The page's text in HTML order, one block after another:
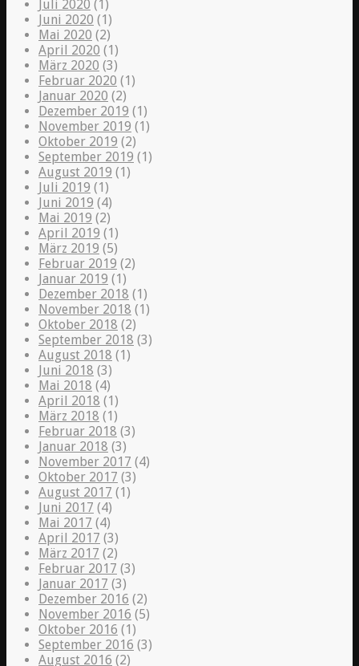
Juli 2020 (1)
Juni 2020 (1)
Mai 2020 (2)
April 2020 (1)
März 2020 (3)
Februar 2020 (1)
Januar 2020 (2)
Dezember 2019 (1)
November 2019 (1)
Oktober 2019 (2)
September 2019 (1)
August 2019 (1)
Juli 2019 (1)
Juni 2019 (4)
Mai 2019 (2)
April 2019 (1)
März 2019 (5)
Februar 2019 (2)
Januar 2019 (1)
Dezember 2018 (1)
November 2018 (1)
Oktober 2018 (2)
September 2018 (3)
August 2018 (1)
Juni 2018 (3)
Mai 2018 (4)
April 2018 (1)
März 2018 (1)
Februar 2018 (3)
Januar 2018 (3)
November 2017 (4)
Oktober 2017 (3)
August 2017 (1)
Juni 2017 (4)
Mai 2017 (4)
April 2017 (3)
März 2017 (2)
Februar 2017 (3)
Januar 2017 (3)
Dezember 2016 (2)
November 2016 (5)
Oktober 2016 (1)
September 2016 (3)
August 2016 (2)